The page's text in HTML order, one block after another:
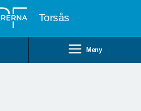
Torsås
Meny